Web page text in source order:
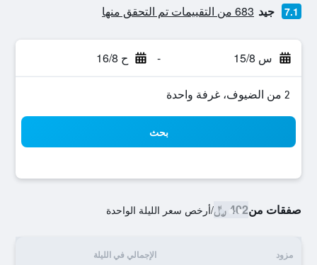
7.1 جيد 683 من التقييمات تم التحقق منها
س 15/8 - ح 16/8
2 من الضيوف، غرفة واحدة
بحث
صفقات من402 ﷼ /أرخص سعر الليلة الواحدة
مزود الإجمالي في الليلة